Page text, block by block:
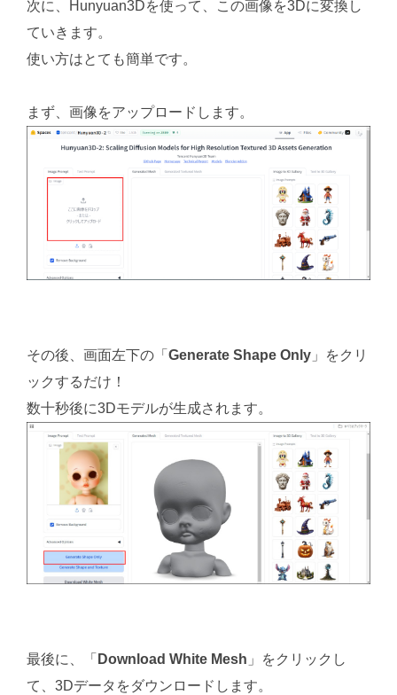
次に、Hunyuan3Dを使って、この画像を3Dに変換し
ていきます。
使い方はとても簡単です。
まず、画像をアップロードします。
その後、画面左下の「 Generate Shape Only 」をクリ
ックするだけ！
数十秒後に3Dモデルが生成されます。
最後に、「 Download White Mesh 」をクリックし
て、3Dデータをダウンロードします。